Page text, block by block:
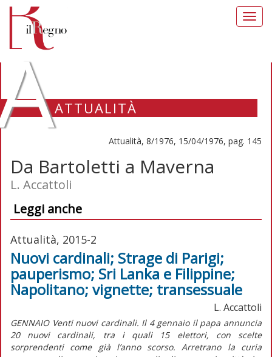
ATTUALITÀ
Attualità, 8/1976, 15/04/1976, pag. 145
Da Bartoletti a Maverna
L. Accattoli
Leggi anche
Attualità, 2015-2
Nuovi cardinali; Strage di Parigi;
pauperismo; Sri Lanka e Filippine;
Napolitano; vignette; transessuale
L. Accattoli
GENNAIO Venti nuovi cardinali. Il 4 gennaio il papa annuncia
20 nuovi cardinali, tra i quali 15 elettori, con scelte
sorprendenti come già l’anno scorso. Arretrano la curia